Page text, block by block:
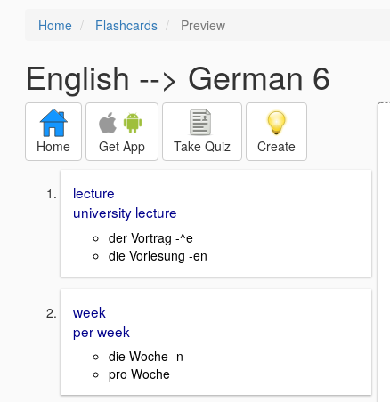
Home Flashcards Preview
English --> German 6
Home Get App Take Quiz Create
lecture
university lecture
der Vortrag -^e
die Vorlesung -en
week
per week
die Woche -n
pro Woche